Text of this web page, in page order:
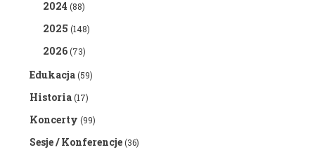
2024 (88)
2025 (148)
2026(73)
Edukacja(59)
Historia(17)
Koncerty (99)
Sesje / Konferencje(36)